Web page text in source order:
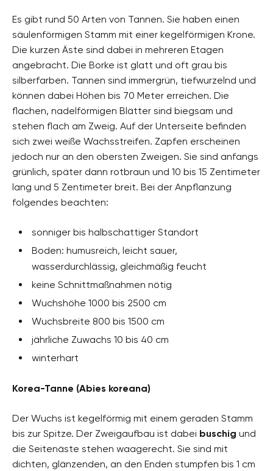
Es gibt rund 50 Arten von Tannen. Sie haben einen
säulenförmigen Stamm mit einer kegelförmigen Krone.
Die kurzen Äste sind dabei in mehreren Etagen
angebracht. Die Borke ist glatt und oft grau bis
silberfarben. Tannen sind immergrün, tiefwurzelnd und
können dabei Höhen bis 70 Meter erreichen. Die
flachen, nadelförmigen Blätter sind biegsam und
stehen flach am Zweig. Auf der Unterseite befinden
sich zwei weiße Wachsstreifen. Zapfen erscheinen
jedoch nur an den obersten Zweigen. Sie sind anfangs
grünlich, später dann rotbraun und 10 bis 15 Zentimeter
lang und 5 Zentimeter breit. Bei der Anpflanzung
folgendes beachten:
sonniger bis halbschattiger Standort
Boden: humusreich, leicht sauer,
wasserdurchlässig, gleichmäßig feucht
keine Schnittmaßnahmen nötig
Wuchshöhe 1000 bis 2500 cm
Wuchsbreite 800 bis 1500 cm
jährliche Zuwachs 10 bis 40 cm
winterhart
Korea-Tanne (Abies koreana)
Der Wuchs ist kegelförmig mit einem geraden Stamm
bis zur Spitze. Der Zweigaufbau ist dabei buschig und
die Seitenäste stehen waagerecht. Sie sind mit
dichten, glänzenden, an den Enden stumpfen bis 1 cm